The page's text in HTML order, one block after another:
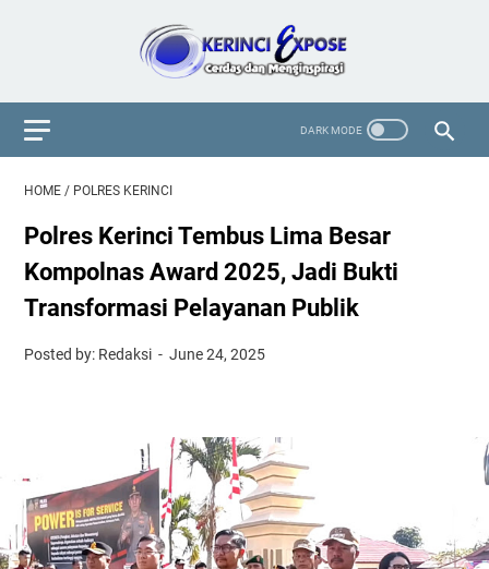
HOME / POLRES KERINCI
Polres Kerinci Tembus Lima Besar
Kompolnas Award 2025, Jadi Bukti
Transformasi Pelayanan Publik
Posted by: Redaksi June 24, 2025